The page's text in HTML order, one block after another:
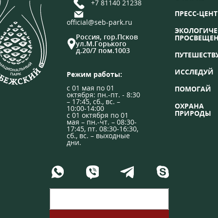
+7 81140 21238
official@seb-park.ru
Россия, гор.Псков
ул.М.Горького
д.20/7 пом.1003
Режим работы:
с 01 мая по 01
октября: пн.-пт. - 8:30
– 17:45, сб., вс. –
10:00-14:00
с 01 октября по 01
мая – пн.-чт. – 08:30-
17:45, пт. 08:30-16:30,
сб., вс. – выходные
дни.
ПРЕСС-
ИССЛЕДУЙ
ПОМОГАЙ
ОХРАНА
ПРИРОДЫ